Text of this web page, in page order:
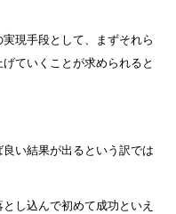
現手段として、まずそれら
ていくことが求められると
い結果が出るという訳では
し込んで初めて成功といえ